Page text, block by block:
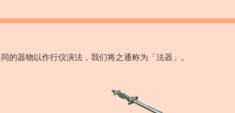
的器物以作行仪演法，我们将之通称为「法器」。